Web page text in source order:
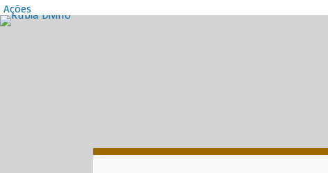
Ações
Destaques